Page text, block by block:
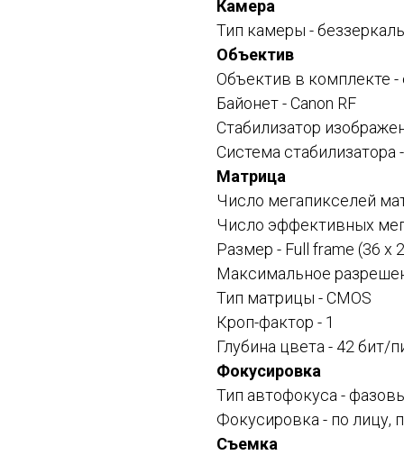
Камера
Тип камеры -
Объектив
Объектив в комплекте -
Байонет -Canon RF
Стабилизатор
Система
Матрица
Число мегапикселей
Число эффективных
Размер - Full frame (36 x
Максимальное
Тип матрицы - CMOS
Кроп-фактор - 1
Глубина цвета - 42 бит/
Фокусировка
Тип автофокуса -
Фокусировка - по лицу,
Съемка